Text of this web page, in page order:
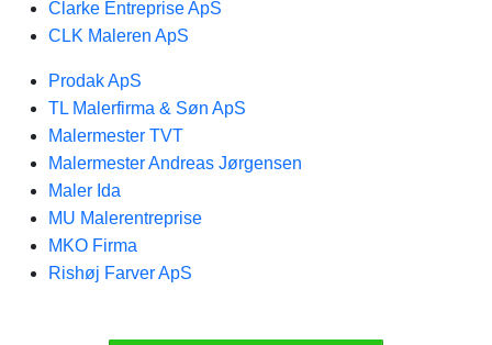
Clarke Entreprise ApS
CLK Maleren ApS
Prodak ApS
TL Malerfirma & Søn ApS
Malermester TVT
Malermester Andreas Jørgensen
Maler Ida
MU Malerentreprise
MKO Firma
Rishøj Farver ApS